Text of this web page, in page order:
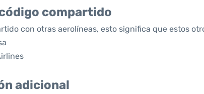
compartido
con otras aerolíneas, esto significa que estos
adicional